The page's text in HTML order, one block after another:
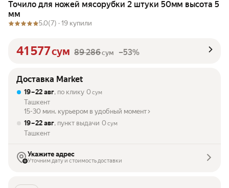
Точило для ножей мясорубки 2 штуки 50мм высота 5
мм
5.0(7) · 19 купили
41 577сум 89 286сум –53%
Доставка Market
19 – 22 авг, по клику 0 сум
Ташкент
15-30 мин. курьером в удобный момент
19 – 22 авг, пункт выдачи 0 сум
Ташкент
Укажите адрес
Уточним дату и стоимость доставки